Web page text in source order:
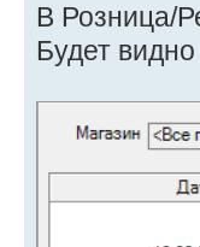
В Розница/
Будет